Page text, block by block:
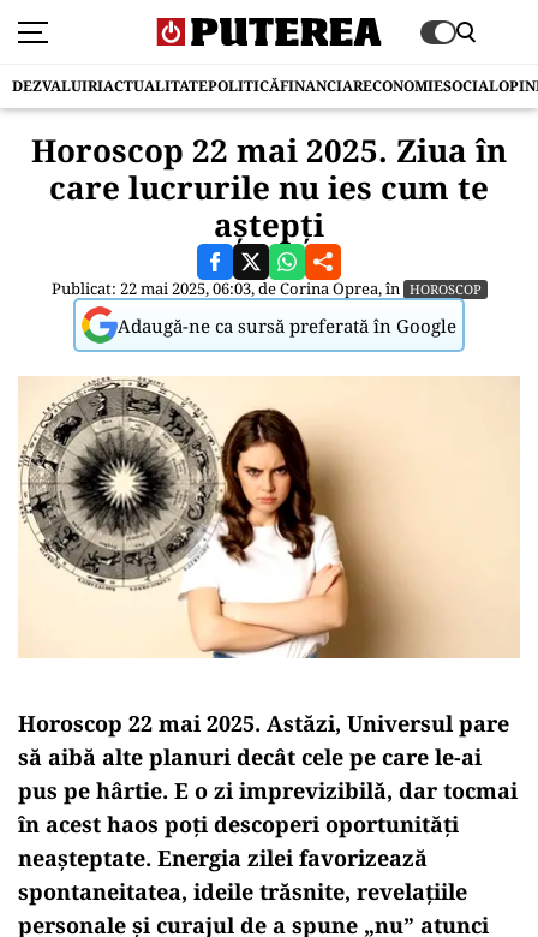
DEZVALUIRIACTUALITATEPOLITICĂFINANCIARECONOMIESOCIAL
Horoscop 22 mai 2025. Ziua în
care lucrurile nu ies cum te
aștepți
Publicat: 22 mai 2025, 06:03, deCorina Oprea, în HOROSCOP
Adaugă-ne ca sursă preferată în Google
Horoscop 22 mai 2025. Astăzi, Universul pare
să aibă alte planuri decât cele pe care le-ai
pus pe hârtie. E o zi imprevizibilă, dar tocmai
în acest haos poți descoperi oportunități
neașteptate. Energia zilei favorizează
spontaneitatea, ideile trăsnite, revelațiile
personale și curajul de a spune „nu” atunci